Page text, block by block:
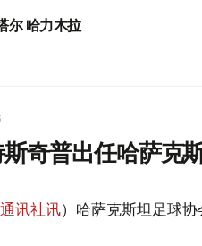
尔 哈力木拉
斯奇普出任哈萨克
讯社讯）哈萨克斯坦足球